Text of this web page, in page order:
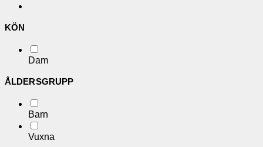
KÖN
Dam
ÅLDERSGRUPP
Barn
Vuxna